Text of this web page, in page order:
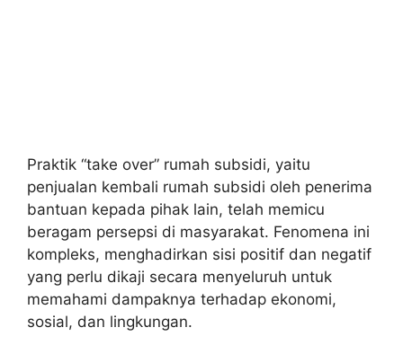
Praktik “take over” rumah subsidi, yaitu
penjualan kembali rumah subsidi oleh penerima
bantuan kepada pihak lain, telah memicu
beragam persepsi di masyarakat. Fenomena ini
kompleks, menghadirkan sisi positif dan negatif
yang perlu dikaji secara menyeluruh untuk
memahami dampaknya terhadap ekonomi,
sosial, dan lingkungan.